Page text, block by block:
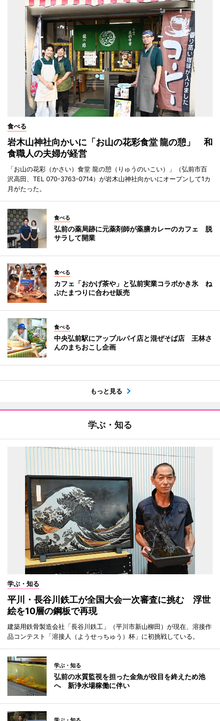
食べる
岩木山神社向かいに「お山の花彩食堂 龍の憩」 和
食職人の夫婦が経営
「お山の花彩（かさい）食堂 龍の憩（りゅうのいこい）」（弘前市百
沢高田、TEL 070-3763-0714）が岩木山神社向かいにオープンして1カ
月がたった。
食べる
弘前の薬局跡に元薬剤師が薬膳カレーのカフェ 脱
サラして開業
食べる
カフェ「おかげ茶や」と弘前実業コラボかき氷 ね
ぷたまつりに合わせ販売
食べる
中央弘前駅にアップルパイ店と混ぜそば店 王林さ
んのまちおこし企画
もっと見る
学ぶ・知る
学ぶ・知る
平川・長谷川鉄工が全国大会一次審査に挑む 浮世
絵を10層の鋼板で再現
建築用鉄骨製造会社「長谷川鉄工」（平川市新山柳田）が現在、溶接作
品コンテスト「溶接人（ようせっちゅう）杯」に初挑戦している。
学ぶ・知る
弘前の水質監視を担った金魚が役目を終えため池
へ 新浄水場稼働に伴い